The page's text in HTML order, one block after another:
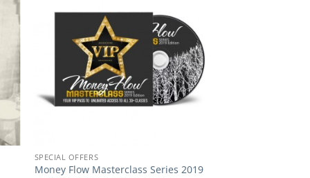
SPECIAL OFFERS
Money Flow Masterclass Series 2019